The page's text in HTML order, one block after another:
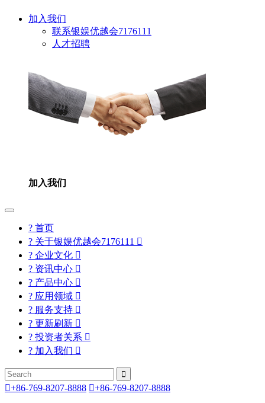
加入我们
联系银娱优越会7176111
人才招聘
加入我们
? 首页
? 关于银娱优越会7176111 
? 企业文化 
? 资讯中心 
? 产品中心 
? 应用领域 
? 服务支持 
? 更新刷新 
? 投资者关系 
? 加入我们 

+86-769-8207-8888 +86-769-8207-8888